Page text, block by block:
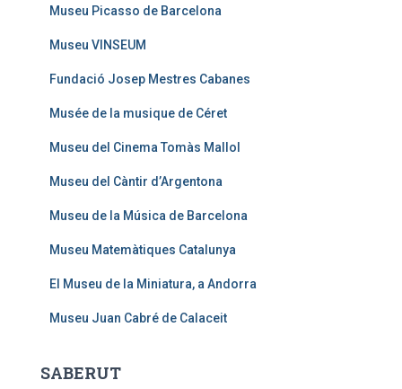
Museu Picasso de Barcelona
Museu VINSEUM
Fundació Josep Mestres Cabanes
Musée de la musique de Céret
Museu del Cinema Tomàs Mallol
Museu del Càntir d’Argentona
Museu de la Música de Barcelona
Museu Matemàtiques Catalunya
El Museu de la Miniatura, a Andorra
Museu Juan Cabré de Calaceit
SABERUT